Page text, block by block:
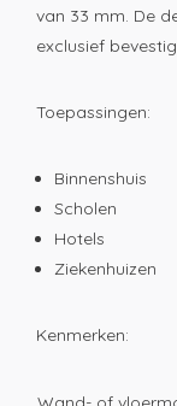
van 33 mm. De
exclusief
Toepassingen:
Binnenshuis
Scholen
Hotels
Ziekenhuizen
Kenmerken: